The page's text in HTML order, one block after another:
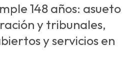
148 años: asueto
y tribunales,
y servicios en